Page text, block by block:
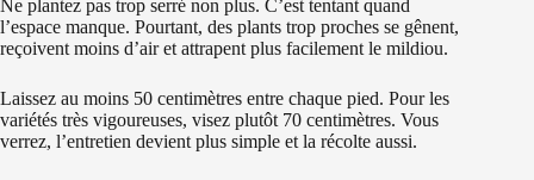
Ne plantez pas trop serré non plus. C’est tentant quand
l’espace manque. Pourtant, des plants trop proches se gênent,
reçoivent moins d’air et attrapent plus facilement le mildiou.
Laissez au moins 50 centimètres entre chaque pied. Pour les
variétés très vigoureuses, visez plutôt 70 centimètres. Vous
verrez, l’entretien devient plus simple et la récolte aussi.